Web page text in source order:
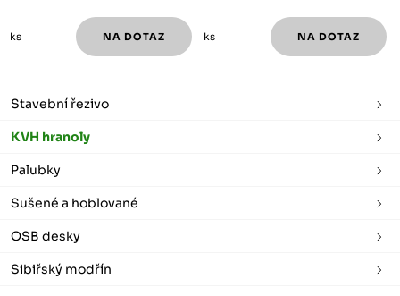
ks ks
Stavební řezivo
KVH hranoly
Palubky
Sušené a hoblované
OSB desky
Sibiřský modřín